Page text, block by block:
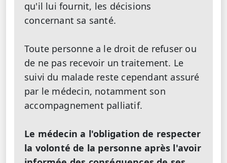
qu'il lui fournit, les décisions
concernant sa santé.
Toute personne a le droit de refuser ou
de ne pas recevoir un traitement. Le
suivi du malade reste cependant assuré
par le médecin, notamment son
accompagnement palliatif.
Le médecin a l'obligation de respecter
la volonté de la personne après l'avoir